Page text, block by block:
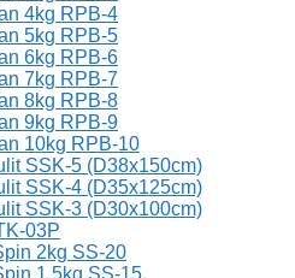
4kg RPB-4
5kg RPB-5
6kg RPB-6
7kg RPB-7
8kg RPB-8
9kg RPB-9
10kg RPB-10
SSK-5 (D38x150cm)
SSK-4 (D35x125cm)
SSK-3 (D30x100cm)
03P
2kg SS-20
1.5kg SS-15